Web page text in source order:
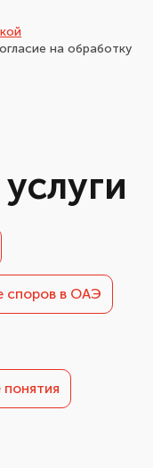
на обработку
споров в ОАЭ